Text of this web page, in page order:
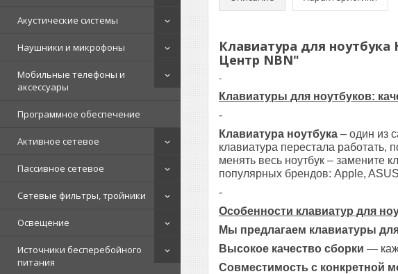
Акустические системы
Наушники и микрофоны
Мобильные телефоны и
аксессуары
Программное обеспечение
Активное сетевое
Пассивное сетевое
Сетевые фильтры, тройники
Освещение
Источники бесперебойного
питания
Клавиатура для ноутбука
Центр NBN"
-
Клавиатуры для ноутбуков:
-
Клавиатура ноутбука – один из
клавиатура перестала работать,
менять весь ноутбук – замените
популярных брендов: Apple,
-
Особенности клавиатур для
Мы предлагаем клавиатуры
Высокое качество сборки —
Совместимость с конкретной